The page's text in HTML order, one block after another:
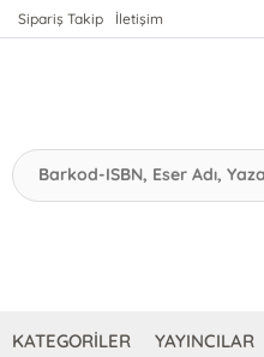
Sipariş Takip İletişim
KATEGORİLER YAYINCILAR